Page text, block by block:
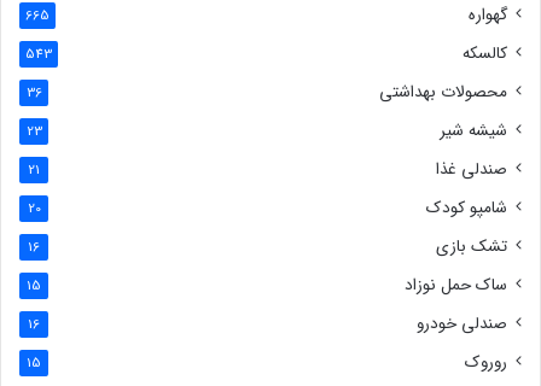
گهواره 665
کالسکه 543
محصولات بهداشتی 36
شیشه شیر 23
صندلی غذا 21
شامپو کودک 20
تشک بازی 16
ساک حمل نوزاد 15
صندلی خودرو 16
روروک 15